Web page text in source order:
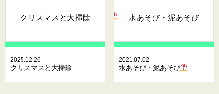
クリスマスと大掃除
2025.12.26
クリスマスと大掃除
水あそび・泥あそび
2021.07.02
水あそび・泥あそび